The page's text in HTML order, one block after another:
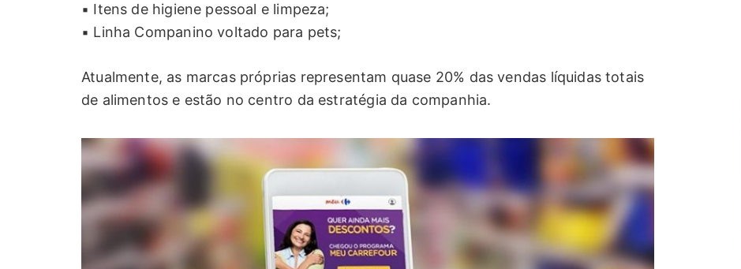
▪ Itens de higiene pessoal e limpeza;
▪ Linha Companino voltado para pets;
Atualmente, as marcas próprias representam quase 20% das vendas líquidas totais
de alimentos e estão no centro da estratégia da companhia.